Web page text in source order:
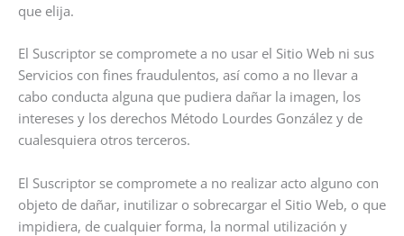
que elija.
El Suscriptor se compromete a no usar el Sitio Web ni sus
Servicios con fines fraudulentos, así como a no llevar a
cabo conducta alguna que pudiera dañar la imagen, los
intereses y los derechos Método Lourdes González y de
cualesquiera otros terceros.
El Suscriptor se compromete a no realizar acto alguno con
objeto de dañar, inutilizar o sobrecargar el Sitio Web, o que
impidiera, de cualquier forma, la normal utilización y